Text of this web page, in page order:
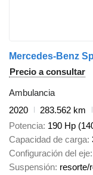
Precio a consultar
Ambulancia
2020
283.562 km
Potencia 190 Hp
Capacidad de carga
Configuración del eje
Suspensión resorte/